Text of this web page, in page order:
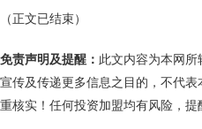
（正文已结束）
免责声明及提醒： 此文内容为本网
宣传及传递更多信息之目的，不代
重核实！任何投资加盟均有风险，提